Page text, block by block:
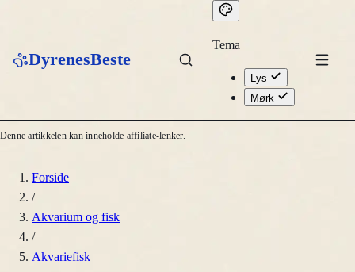
DyrenesBeste
Tema
Lys
Mørk
Denne artikkelen kan inneholde affiliate-lenker.
Forside
/
Akvarium og fisk
/
Akvariefisk